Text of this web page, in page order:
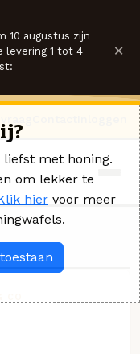
10 augustus zijn
levering 1 tot 4
×
liefst met honing.
om lekker te
hier voor meer